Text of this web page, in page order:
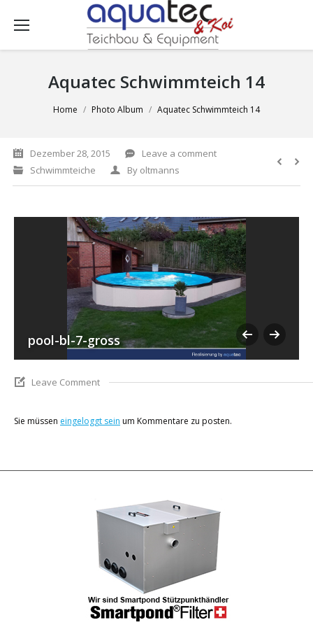
Aquatec Schwimmteich 14
You are here:
Home Photo Album Aquatec Schwimmteich 14
Dezember 28, 2015
Leave a comment
Schwimmteiche
By oltmanns
pool-bl-7-gross
Leave Comment
Sie müssen eingeloggt sein um Kommentare zu posten.